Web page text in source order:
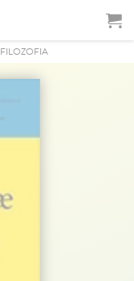
FILOZOFIA